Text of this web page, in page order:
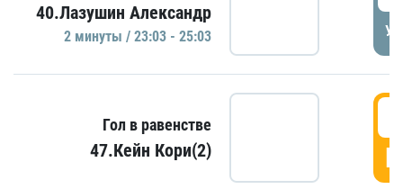
40.Лазушин Александр
2 минуты / 23:03 - 25:03
Гол в равенстве
47.Кейн Кори(2)